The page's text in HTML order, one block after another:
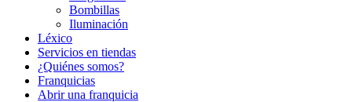
Bombillas
Iluminación
Léxico
Servicios en tiendas
¿Quiénes somos?
Franquicias
Abrir una franquicia